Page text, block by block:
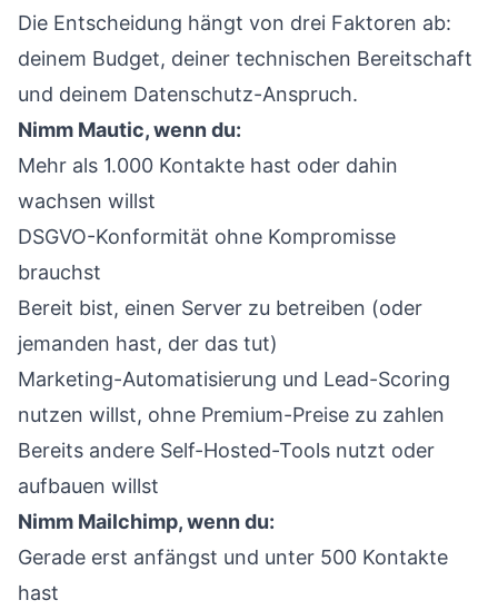
Die Entscheidung hängt von drei Faktoren ab:
deinem Budget, deiner technischen Bereitschaft
und deinem Datenschutz-Anspruch.
Nimm Mautic, wenn du:
Mehr als 1.000 Kontakte hast oder dahin
wachsen willst
DSGVO-Konformität ohne Kompromisse
brauchst
Bereit bist, einen Server zu betreiben (oder
jemanden hast, der das tut)
Marketing-Automatisierung und Lead-Scoring
nutzen willst, ohne Premium-Preise zu zahlen
Bereits andere Self-Hosted-Tools nutzt oder
aufbauen willst
Nimm Mailchimp, wenn du:
Gerade erst anfängst und unter 500 Kontakte
hast